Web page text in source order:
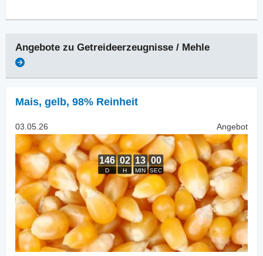
Angebote zu Getreideerzeugnisse / Mehle
Mais, gelb, 98% Reinheit
03.05.26 Angebot